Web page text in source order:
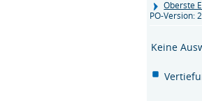
Oberste
PO-Version:
Keine